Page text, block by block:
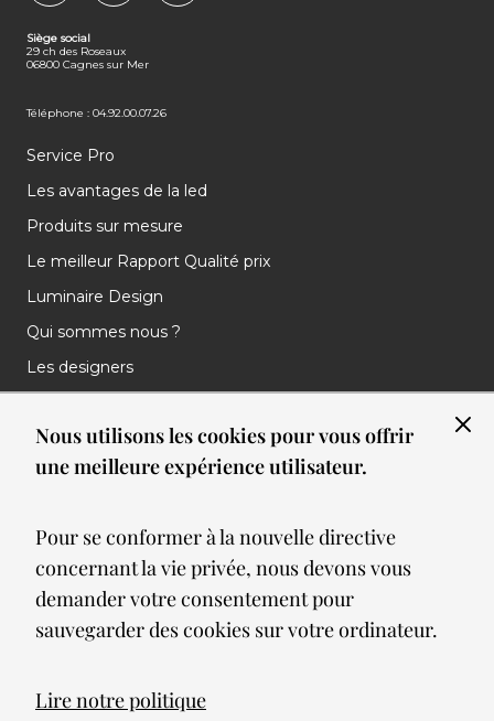
Nous utilisons les cookies pour vous offrir
une meilleure expérience utilisateur.
Pour se conformer à la nouvelle directive
concernant la vie privée, nous devons vous
demander votre consentement pour
sauvegarder des cookies sur votre ordinateur.
Lire notre politique
Siège social
29 ch des Roseaux
06800 Cagnes sur Mer
Téléphone : 04.92.00.07.26
Service Pro
Les avantages de la led
Produits sur mesure
Le meilleur Rapport Qualité prix
Luminaire Design
Qui sommes nous ?
Les designers
Nos réalisations
Nos Clients
Meilleures ventes
Blog
© 2026 Spot lumiere led. All Rights Reserved